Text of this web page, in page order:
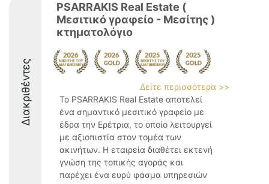
Διακριθέντες
PSARRAKIS Real Estate (
Μεσιτικό γραφείο - Μεσίτης )
κτηματολόγιο
Δείτε περισσότερα >>
Το PSARRAKIS Real Estate αποτελεί
ένα σημαντικό μεσιτικό γραφείο με
έδρα την Ερέτρια, το οποίο λειτουργεί
με αξιοπιστία στον τομέα των
ακινήτων. Η εταιρεία διαθέτει εκτενή
γνώση της τοπικής αγοράς και
παρέχει ένα ευρύ φάσμα υπηρεσιών